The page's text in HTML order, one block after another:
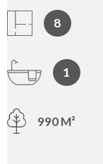
8
1
990 M²